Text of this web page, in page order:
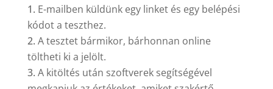
E-mailben küldünk egy linket és egy belépési
kódot a teszthez.
A tesztet bármikor, bárhonnan online
töltheti ki a jelölt.
A kitöltés után szoftverek segítségével